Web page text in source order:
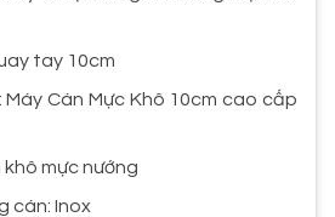
tay 10cm
Máy Cán Mực Khô 10cm cao cấp
mực nướng
cán: Inox